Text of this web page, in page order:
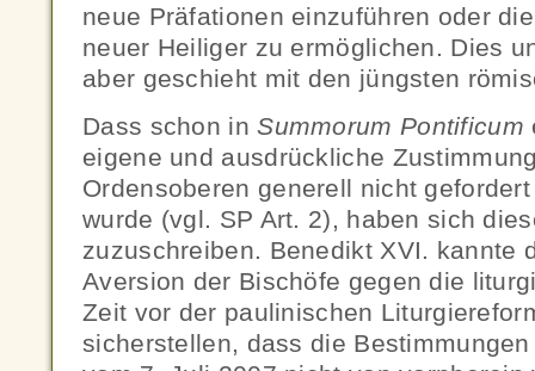
neue Präfationen einzuführen oder
neuer Heiliger zu ermöglichen. Dies
aber geschieht mit den jüngsten
Dass schon inSummorum Pontificum
eigene und ausdrückliche
Ordensoberen generell nicht
wurde (vgl. SP Art. 2), haben sich
zuzuschreiben. Benedikt XVI. kannte
Aversion der Bischöfe gegen die
Zeit vor der paulinischen
sicherstellen, dass die